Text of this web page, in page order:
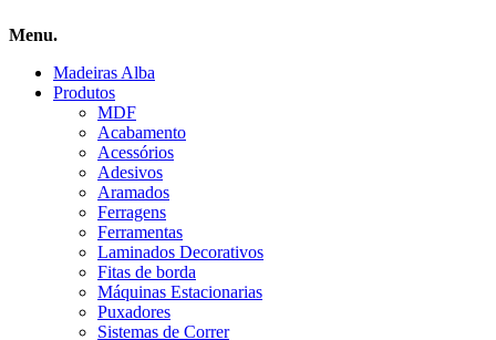
Menu.
Madeiras Alba
Produtos
MDF
Acabamento
Acessórios
Adesivos
Aramados
Ferragens
Ferramentas
Laminados Decorativos
Fitas de borda
Máquinas Estacionarias
Puxadores
Sistemas de Correr